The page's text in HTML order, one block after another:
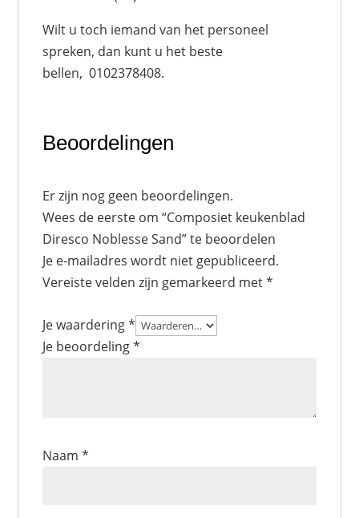
Wilt u toch iemand van het personeel
spreken, dan kunt u het beste
bellen, 0102378408.
Beoordelingen
Er zijn nog geen beoordelingen.
Wees de eerste om “Composiet keukenblad
Diresco Noblesse Sand” te beoordelen
Je e-mailadres wordt niet gepubliceerd.
Vereiste velden zijn gemarkeerd met*
Je waardering*
Je beoordeling*
Naam*